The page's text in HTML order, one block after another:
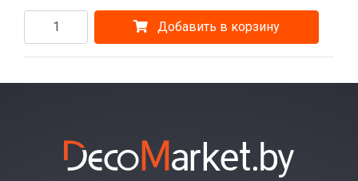
Добавить в корзину